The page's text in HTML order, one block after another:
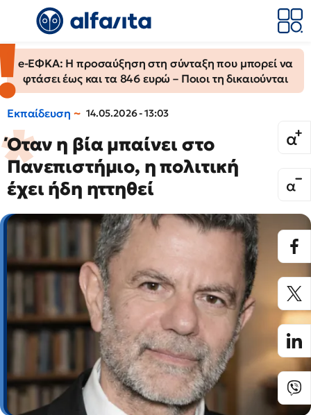
e-ΕΦΚΑ: Η προσαύξηση στη σύνταξη που μπορεί να
φτάσει έως και τα 846 ευρώ – Ποιοι τη δικαιούνται
Εκπαίδευση 14.05.2026 - 13:03
Όταν η βία μπαίνει στο
Πανεπιστήμιο, η πολιτική
έχει ήδη ηττηθεί